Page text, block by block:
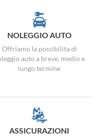
NOLEGGIO AUTO
Offriamo la possibilita di
auto a breve, medio e
lungo termine
ASSICURAZIONI